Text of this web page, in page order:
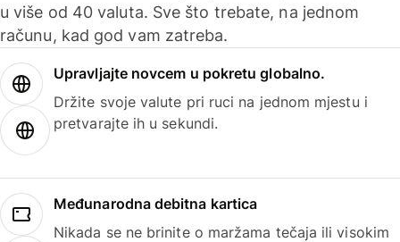
u više od 40 valuta. Sve što trebate, na jednom
računu, kad god vam zatreba.
Upravljajte novcem u pokretu globalno.
Držite svoje valute pri ruci na jednom mjestu i
pretvarajte ih u sekundi.
Međunarodna debitna kartica
Nikada se ne brinite o maržama tečaja ili visokim